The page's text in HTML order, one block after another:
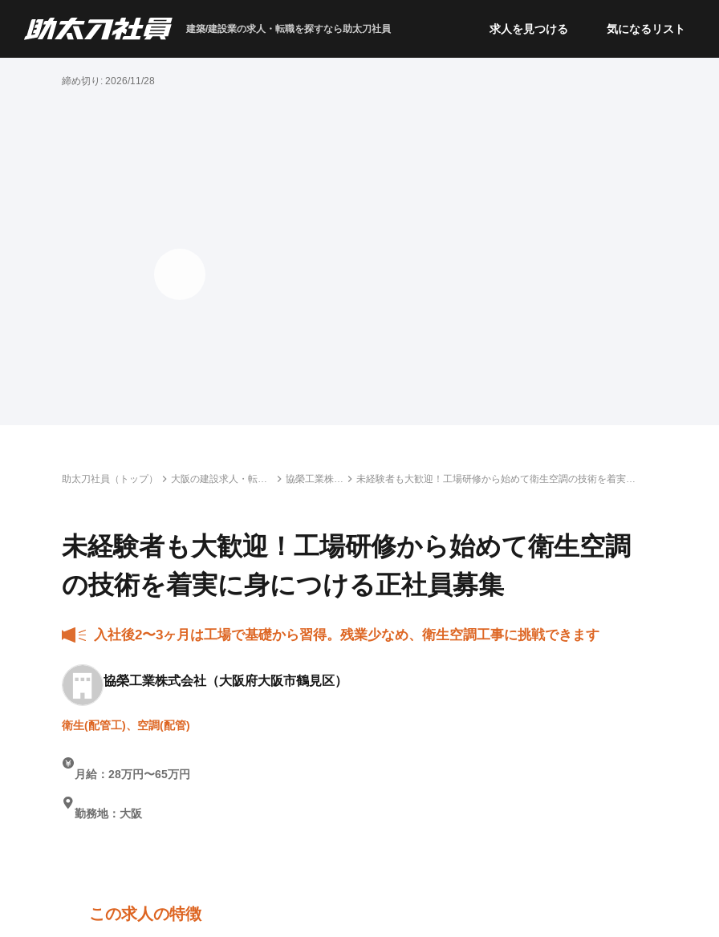
建築/建設業の求人・転職を探すなら助太刀社員 求人を見つける 気になるリスト
締め切り: 2026/11/28
助太刀社員（トップ）
大阪の建設求人・転職
協榮工業株式
未経験者も大歓迎！工場研修から始めて衛生空調の技術を着実に
未経験者も大歓迎！工場研修から始めて衛生空調
の技術を着実に身につける正社員募集
入社後2〜3ヶ月は工場で基礎から習得。残業少なめ、衛生空調工事に挑戦できます
協榮工業株式会社 （大阪府大阪市鶴見区）
衛生(配管工)、空調(配管)
月給：28万円〜65万円
勤務地：大阪
この求人の特徴